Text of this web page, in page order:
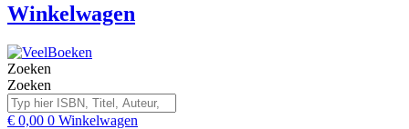
Winkelwagen
Zoeken
Zoeken
€ 0,00 0 Winkelwagen